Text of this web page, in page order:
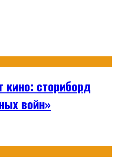
кино: сториборд
войн»